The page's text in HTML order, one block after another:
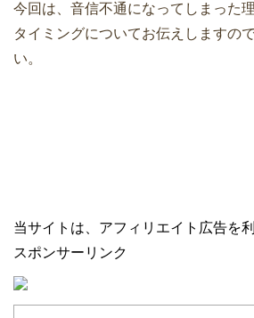
今回は、音信不通になってしまった
タイミングについてお伝えしますの
い。
当サイトは、アフィリエイト広告を
スポンサーリンク